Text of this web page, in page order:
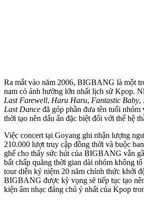
Ra mắt vào năm 2006, BIGBANG là một
nam có ảnh hưởng lớn nhất lịch sử Kpop.
Last Farewell, Haru Haru, Fantastic Baby,
Last Dance đã góp phần đưa tên tuổi nhóm
thời tạo nên dấu ấn đặc biệt đối với thế hệ
Việc concert tại Goyang ghi nhận lượng
210.000 lượt truy cập đồng thời và buộc
ghế cho thấy sức hút của BIGBANG vẫn
bất chấp quãng thời gian dài nhóm không
tour diễn kỷ niệm 20 năm chính thức khởi
BIGBANG được kỳ vọng sẽ tiếp tục tạo
kiện âm nhạc đáng chú ý nhất của Kpop